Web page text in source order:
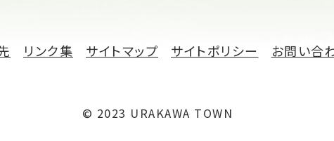
リンク集 サイトマップ サイトポリシー お問い合
© 2023 URAKAWA TOWN